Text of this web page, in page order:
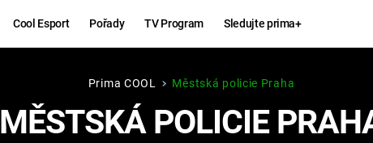
Cool Esport Pořady TV Program Sledujte prima+
Hry
Zábava
Prima COOL Městská policie Praha
MĚSTSKÁ POLICIE